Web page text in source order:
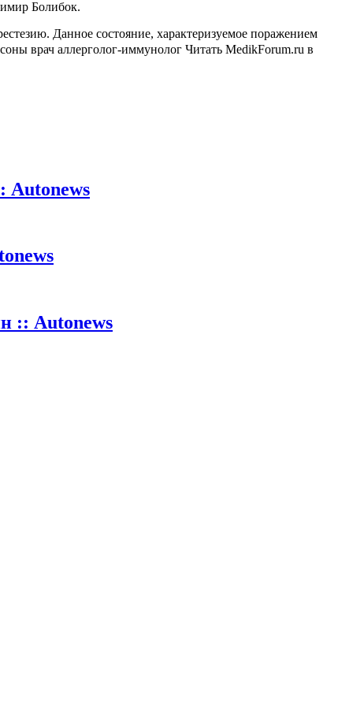
Болибок.
Данное состояние, характеризуемое поражением
врач аллерголог-иммунолог Читать MedikForum.ru в
Autonews
:: Autonews